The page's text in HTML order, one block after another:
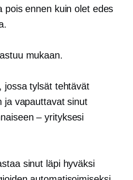
pois ennen kuin olet edes
mukaan.
jossa tylsät tehtävät
ja vapauttavat sinut
– yrityksesi
sinut läpi hyväksi